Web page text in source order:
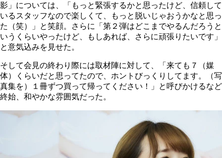
影」については、「もっと緊張するかと思ったけど、信頼して
いるスタッフなので楽しくて、もっと脱いじゃおうかなと思っ
た（笑）」と笑顔。さらに「第２弾はどこまでやるんだろうと
いうくらいやったけど、もしあれば、さらに頑張りたいです」
と意気込みを見せた。
そして会見の終わり際には取材陣に対して、「来ても７（媒
体）くらいだと思ってたので、ホントびっくりしてます。（写
真集を）１冊ずつ買って帰ってください！」と呼びかけるなど
終始、和やかな雰囲気だった。